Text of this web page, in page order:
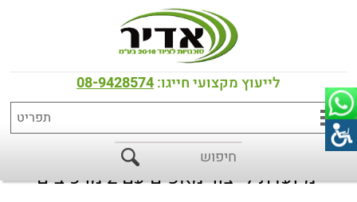
לייעוץ מקצועי חייגו:08-9428574
>כל המוצרים>מכונות לייצור עוגיות
TWINY MULTIDROP מבית POLIN
מיועדת לייצור מאפים עם 2 מרכיבים